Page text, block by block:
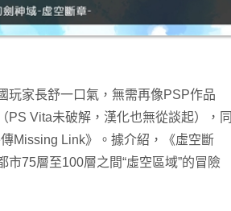
玩家長舒一口氣，無需再像PSP作品
PS Vita未破解，漢化也無從談起），同
Missing Link》。據介紹，《虛空斷
75層至100層之間“虛空區域”的冒險